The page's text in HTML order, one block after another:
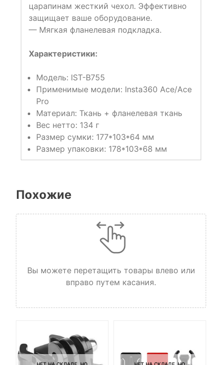
царапинам жесткий чехол. Эффективно
защищает ваше оборудование.
— Мягкая фланелевая подкладка.
Характеристики:
Модель: IST-B755
Применимые модели: Insta360 Ace/Ace
Pro
Материал: Ткань + фланелевая ткань
Вес нетто: 134 г
Размер сумки: 177*103*64 мм
Размер упаковки: 178*103*68 мм
Похожие
Вы можете перетащить товары влево или
вправо путем касания.